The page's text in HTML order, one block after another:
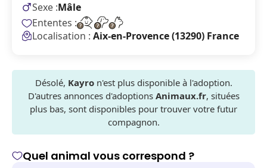
Sexe :Mâle
Ententes :
Localisation : Aix-en-Provence (13290) France
Désolé, Kayron'est plus disponible à l'adoption.
D'autres annonces d'adoptions Animaux.fr, situées
plus bas, sont disponibles pour trouver votre futur
compagnon.
Quel animal vous correspond ?